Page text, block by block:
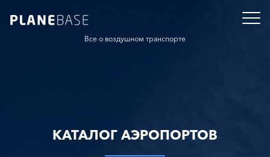
Все о воздушном транспорте
КАТАЛОГ АЭРОПОРТОВ